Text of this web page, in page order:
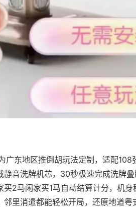
广东地区推倒胡玩法定制，适配
音洗牌机芯，30秒极速完成洗牌
2马闲家买1马自动结算计分，机身
里消遣都能轻松开局，还原地道粤